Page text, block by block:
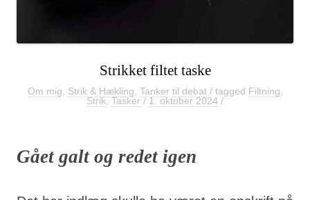
Strikket filtet taske
Om mig, Strik & Hækling, Tanker til debat/ tagged Filtning,
Strik,Tasker/1. oktober 2024 /
Gået galt og redet igen